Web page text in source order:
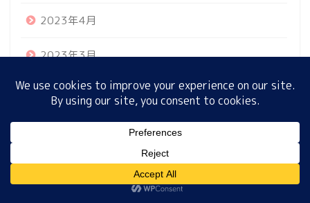
2023年4月
2023年3月
2023年2月
2023年1月
プロフィール サイトマップ